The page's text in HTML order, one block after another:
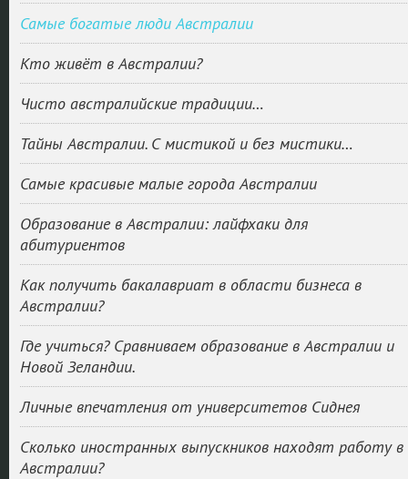
Самые богатые люди Австралии
Кто живёт в Австралии?
Чисто австралийские традиции…
Тайны Австралии. С мистикой и без мистики…
Самые красивые малые города Австралии
Образование в Австралии: лайфхаки для
абитуриентов
Как получить бакалавриат в области бизнеса в
Австралии?
Где учиться? Сравниваем образование в Австралии и
Новой Зеландии.
Личные впечатления от университетов Сиднея
Сколько иностранных выпускников находят работу в
Австралии?